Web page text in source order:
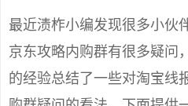
最近渍柞小编发现很多小伙
京东攻略内购群有很多疑问
的经验总结了一些对淘宝线